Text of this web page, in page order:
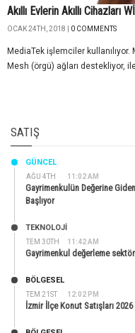
Akıllı Evlerin Akıllı Cihazları
OCAK 24TH, 2018 | 0 COMMENTS
MediaTek işlemciler
Mesh (örgü) ağları destekliyor,
SATIŞ
AĞU 4TH 11:02 AM
GÜNCEL
Gayrimenkulün Değerine
Başlıyor
TEM 30TH 11:42 AM
TEKNOLOJİ
Gayrimenkul değerleme
TEM 21ST 12:02 PM
BÖLGESEL
İzmir İlçe Konut Satışları